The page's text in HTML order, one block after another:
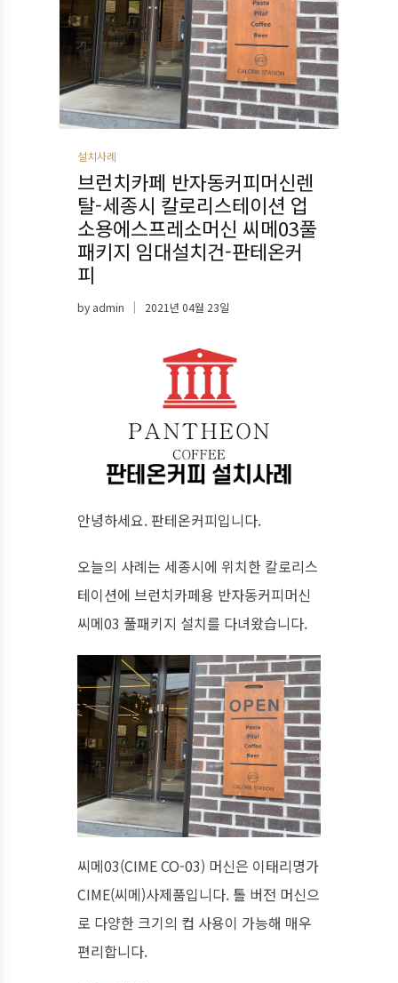
설치사례
브런치카페 반자동커피머신렌
탈-세종시 칼로리스테이션 업
소용에스프레소머신 씨메03풀
패키지 임대설치건-판테온커
피
by admin 2021년 04월 23일
안녕하세요. 판테온커피입니다.
오늘의 사례는 세종시에 위치한 칼로리스
테이션에 브런치카페용 반자동커피머신
씨메03 풀패키지 설치를 다녀왔습니다.
씨메03(CIME CO-03) 머신은 이태리명가
CIME(씨메)사제품입니다. 톨 버전 머신으
로 다양한 크기의 컵 사용이 가능해 매우
편리합니다.